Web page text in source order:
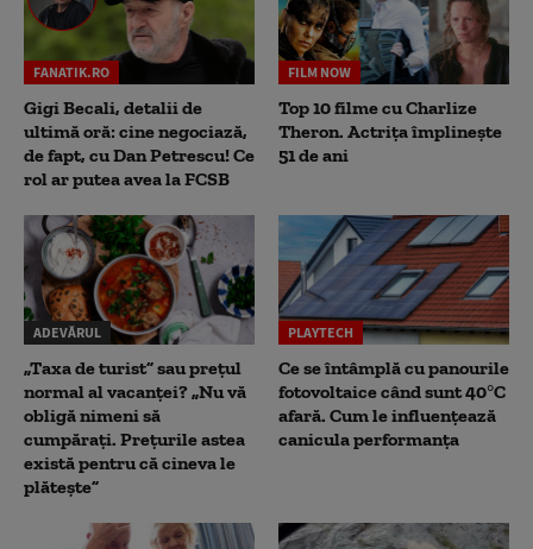
FANATIK.RO
Gigi Becali, detalii de
ultimă oră: cine negociază,
de fapt, cu Dan Petrescu! Ce
rol ar putea avea la FCSB
FILM NOW
Top 10 filme cu Charlize
Theron. Actrița împlinește
51 de ani
ADEVĂRUL
„Taxa de turist” sau prețul
normal al vacanței? „Nu vă
obligă nimeni să
cumpărați. Prețurile astea
există pentru că cineva le
plătește”
PLAYTECH
Ce se întâmplă cu panourile
fotovoltaice când sunt 40°C
afară. Cum le influențează
canicula performanța